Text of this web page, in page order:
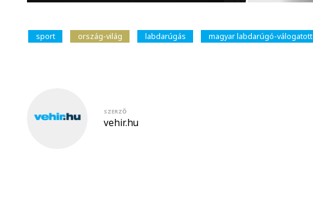
sport ország-világ labdarúgás magyar labdarúgó-válogatott
SZERZŐ
vehir.hu